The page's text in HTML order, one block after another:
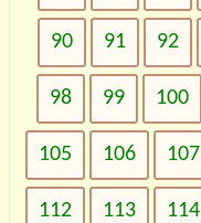
90 91 92
98 99 100
105 106 107
112 113 114